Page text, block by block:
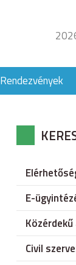
Rendezvények
E-
Civil